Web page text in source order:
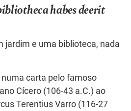
habes deerit
jardim e uma biblioteca, nada
carta pelo famoso
Cícero (106-43 a.C.) ao
Terentius Varro (116-27